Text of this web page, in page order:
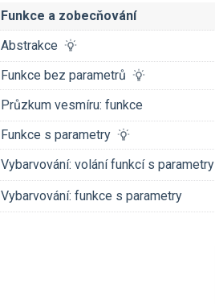
Funkce a zobecňování
Abstrakce
Funkce bez parametrů
Průzkum vesmíru: funkce
Funkce s parametry
Vybarvování: volání funkcí s parametry
Vybarvování: funkce s parametry